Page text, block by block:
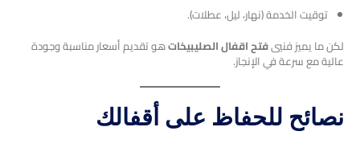
توقيت الخدمة (نهار، ليل، عطلات).
لكن ما يميز فنييفتح اقفال الصليبيخاتهو تقديم أسعار مناسبة وجودة
عالية مع سرعة في الإنجاز.
نصائح للحفاظ على أقفالك